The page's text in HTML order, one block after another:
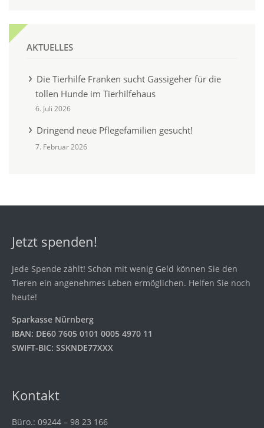
AKTUELLES
Die Tierhilfe Franken sucht Gassigeher für die
tollen Hunde im Tierhilfehaus
6. Juli 2026
Dringend neue Pflegefamilien gesucht!
7. Februar 2026
Jetzt spenden!
Jede Spende zählt! Schon mit wenig Geld können Sie den
Tieren ein angenehmes Leben ermöglichen. Helfen Sie noch
heute!
Sparkasse Nürnberg
IBAN: DE60 7605 0101 0005 4970 11
SWIFT-BIC: SSKNDE77XXX
Kontakt
Büro.: 09244 – 98 23 166